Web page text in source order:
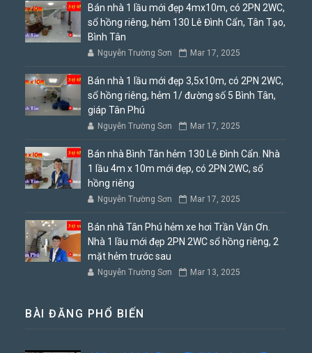
Bán nhà 1 lầu mới đẹp 4mx10m, có 2PN 2WC,
sổ hồng riêng, hẻm 130 Lê Đình Cẩn, Tân Tạo,
Bình Tân
Nguyễn Trường Sơn Mar 17, 2025
Bán nhà 1 lầu mới đẹp 3,5x10m, có 2PN 2WC,
sổ hồng riêng, hẻm 1/ đường số 5 Bình Tân,
giáp Tân Phú
Nguyễn Trường Sơn Mar 17, 2025
Bán nhà Bình Tân hẻm 130 Lê Đình Cẩn. Nhà
1 lầu 4m x 10m mới đẹp, có 2PN 2WC, sổ
hồng riêng
Nguyễn Trường Sơn Mar 17, 2025
Bán nhà Tân Phú hẻm xe hơi Trần Văn Ơn.
Nhà 1 lầu mới đẹp 2PN 2WC sổ hồng riêng, 2
mặt hẻm trước sau
Nguyễn Trường Sơn Mar 13, 2025
BÀI ĐĂNG PHỔ BIẾN